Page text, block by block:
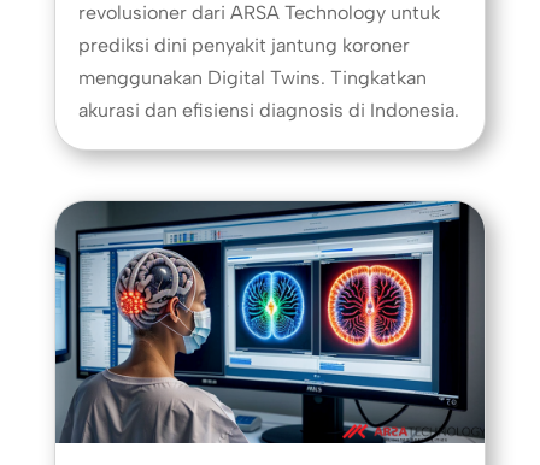
revolusioner dari ARSA Technology untuk
prediksi dini penyakit jantung koroner
menggunakan Digital Twins. Tingkatkan
akurasi dan efisiensi diagnosis di Indonesia.